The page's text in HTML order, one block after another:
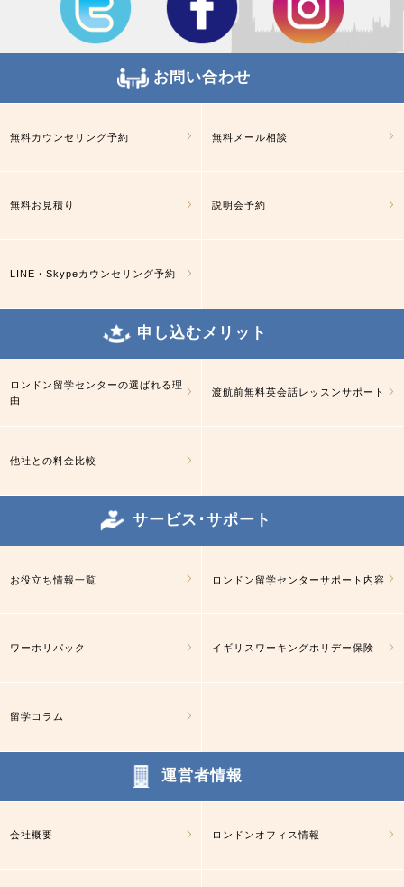
お問い合わせ
無料カウンセリング予約 無料メール相談
無料お見積り 説明会予約
LINE・Skypeカウンセリング予約
申し込むメリット
ロンドン留学センターの選ばれる理
由
渡航前無料英会話レッスンサポート
他社との料金比較
サービス･サポート
お役立ち情報一覧 ロンドン留学センターサポート内容
ワーホリパック イギリスワーキングホリデー保険
留学コラム
運営者情報
会社概要 ロンドンオフィス情報